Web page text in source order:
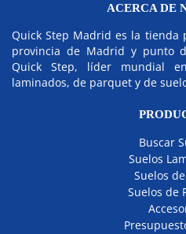
ACERCA DE
Quick Step Madrid es la tienda
provincia de Madrid y punto
Quick Step, líder mundial
laminados, de parquet y de
Buscar
Suelos
Suelos
Suelos de